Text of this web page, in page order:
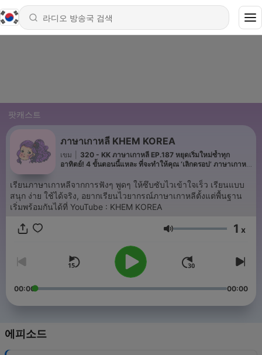
팟캐스트
ภาษาเกาหลี KHEM KOREA
เขม
320 - KK ภาษาเกาหลี EP.187 หยุดเริ่มใหม่ซ้ำทุก
อาทิตย์! 4 ขั้นตอนนี้แหละ ที่จะทำให้คุณ ‘เลิกดรอป’ ภาษาเกาหลี
เรียนภาษาเกาหลีจากการฟังๆ พูดๆ ให้ซึบซับไวเข้าใจเร็ว เรียนแบบ
สนุก ง่าย ใช้ได้จริง, อยากเรียนไวยากรณ์ภาษาเกาหลีตั้งแต่พื้นฐาน
เริ่มพร้อมกันได้ที่ YouTube : KHEM KOREA
음량 1 x
00:00 00:00
에피소드